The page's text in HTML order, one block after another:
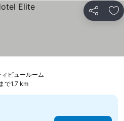
シェア お
ビュールーム
で1.7 km